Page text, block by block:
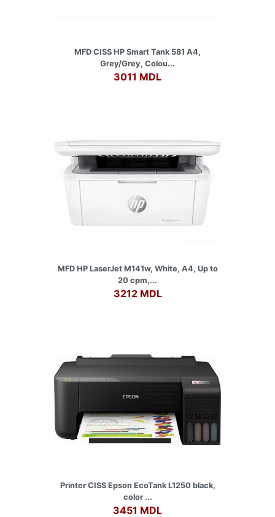
MFD CISS HP Smart Tank 581 A4,
Grey/Grey, Colou...
3011 MDL
MFD HP LaserJet M141w, White, A4, Up to
20 cpm,...
3212 MDL
Printer CISS Epson EcoTank L1250 black,
color ...
3451 MDL